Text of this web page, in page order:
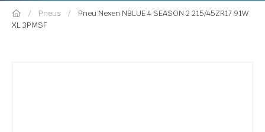
Pneus
Pneu Nexen NBLUE 4 SEASON 2 215/45ZR17 91W
XL 3PMSF